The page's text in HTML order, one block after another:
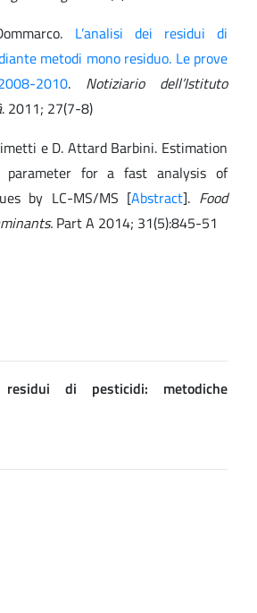
L’analisi dei residui di
metodi mono residuo. Le prove
2010. Notiziario dell’Istituto
. 2011; 27(7-8)
e D. Attard Barbini. Estimation
for a fast analysis of
by LC-MS/MS [Abstract]. Food
Part A 2014; 31(5):845-51
di pesticidi: metodiche